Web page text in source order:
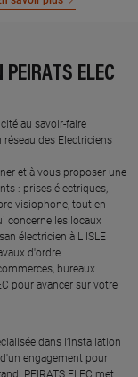
PEIRATS ELEC
au savoir-faire
réseau des Electriciens
et à vous proposer une
: prises électriques,
visiophone, tout en
concerne les locaux
électricien à L ISLE
d'ordre
bureaux
pour avancer sur votre
dans l’installation
engagement pour
PEIRATS ELEC met